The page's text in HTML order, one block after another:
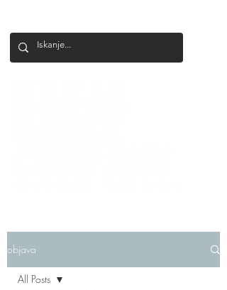
objava
All Posts